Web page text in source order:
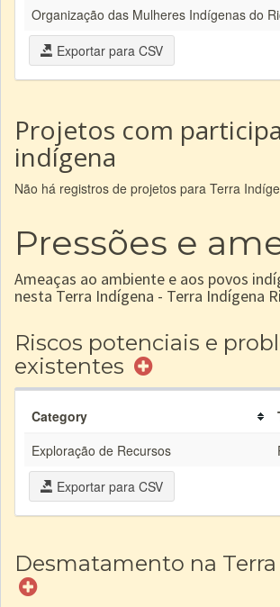
Organização das Mulheres Indígenas do
Exportar para CSV
Projetos com
indígena
Não há registros de projetos para Terra
Pressões e
Ameaças ao ambiente e aos povos
nesta Terra Indígena - Terra Indígena
Riscos potenciais e
existentes
Category
Exploração de Recursos
Exportar para CSV
Desmatamento na